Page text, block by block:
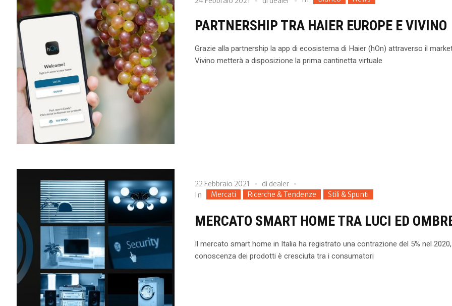
PARTNERSHIP TRA HAIER EUROPE E VIVINO
Grazie alla partnership la app di ecosistema di Haier (hOn) attraverso il
Vivino metterà a disposizione la prima cantinetta virtuale
22 Febbraio 2021 di dealer
In
Mercati Ricerche & Tendenze Stili & Spunti
MERCATO SMART HOME TRA LUCI ED
Il mercato smart home in Italia ha registrato una contrazione del 5% nel
conoscenza dei prodotti è cresciuta tra i consumatori